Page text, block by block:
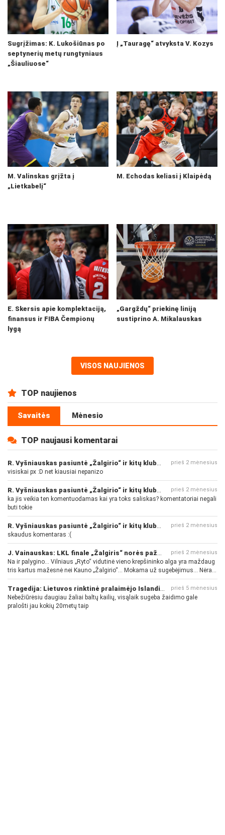
Sugrįžimas: K. Lukošiūnas po
septynerių metų rungtyniaus
„Šiauliuose“
Į „Tauragę“ atvyksta V. Kozys
M. Valinskas grįžta į
„Lietkabelį“
M. Echodas keliasi į Klaipėdą
E. Skersis apie komplektaciją,
finansus ir FIBA Čempionų
lygą
„Gargždų“ priekinę liniją
sustiprino A. Mikalauskas
VISOS NAUJIENOS
TOP naujienos
Savaitės Mėnesio
TOP naujausi komentarai
prieš 2 mėnesius
visiskai px :D net kiausiai nepanizo
prieš 2 mėnesius
ka jis veikia ten komentuodamas kai yra toks saliskas? komentatoriai negali
buti tokie
prieš 2 mėnesius
skaudus komentaras :(
prieš 2 mėnesius
Na ir palygino... Vilniaus „Ryto“ vidutinė vieno krepšininko alga yra maždaug
tris kartus mažesnė nei Kauno „Žalgirio“... Mokama už sugebėjimus... Nėra
pinigų - nėra gerų žaidėjų...
prieš 5 mėnesius
Nebežiūrėsiu daugiau žaliai baltų kailių, visąlaik sugeba žaidimo gale
pralošti jau kokių 20metų taip